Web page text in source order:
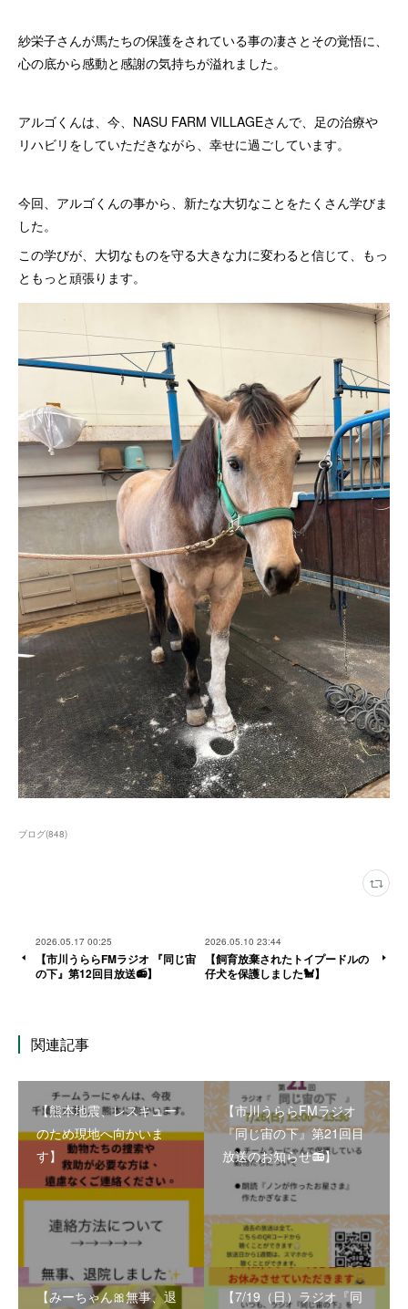
紗栄子さんが馬たちの保護をされている事の凄さとその覚悟に、
心の底から感動と感謝の気持ちが溢れました。
アルゴくんは、今、NASU FARM VILLAGEさんで、足の治療や
リハビリをしていただきながら、幸せに過ごしています。
今回、アルゴくんの事から、新たな大切なことをたくさん学びま
した。
この学びが、大切なものを守る大きな力に変わると信じて、もっ
ともっと頑張ります。
ブログ(848)
2026.05.17 00:25
【市川うららFMラジオ 『同じ宙
の下』第12回目放送📻】
2026.05.10 23:44
【飼育放棄されたトイプードルの
仔犬を保護しました🐩】
関連記事
【熊本地震、レスキュー
のため現地へ向かいま
す】
【市川うららFMラジオ
『同じ宙の下』第21回目
放送のお知らせ📻】
【みーちゃん🎀無事、退
【7/19（日）ラジオ『同